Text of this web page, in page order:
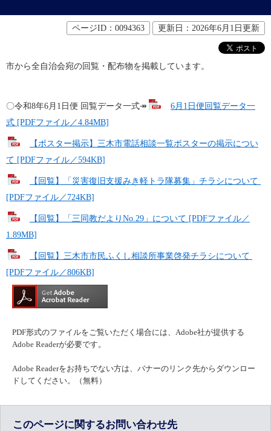
ページID：0094363 更新日：2026年6月1日更新
​市から全自治会宛の回覧・配布物を掲載しています。
〇令和8年6月1日便 回覧データ一式↠
6月1日便回覧データ一
式 [PDFファイル／4.84MB]
【ポスター掲示】三木市電話相談一覧ポスターの掲示につい
て [PDFファイル／594KB]
【回覧】「災害復旧支援みき軽トラ隊募集」チラシについて
[PDFファイル／724KB]
【回覧】「三同教だよりNo.29」について [PDFファイル／
1.89MB]
【回覧】三木市市民ふくし相談所事業啓発チラシについて
[PDFファイル／806KB]
PDF形式のファイルをご覧いただく場合には、Adobe社が提供する
Adobe Readerが必要です。
Adobe Readerをお持ちでない方は、バナーのリンク先からダウンロー
ドしてください。（無料）
このページに関するお問い合わせ先